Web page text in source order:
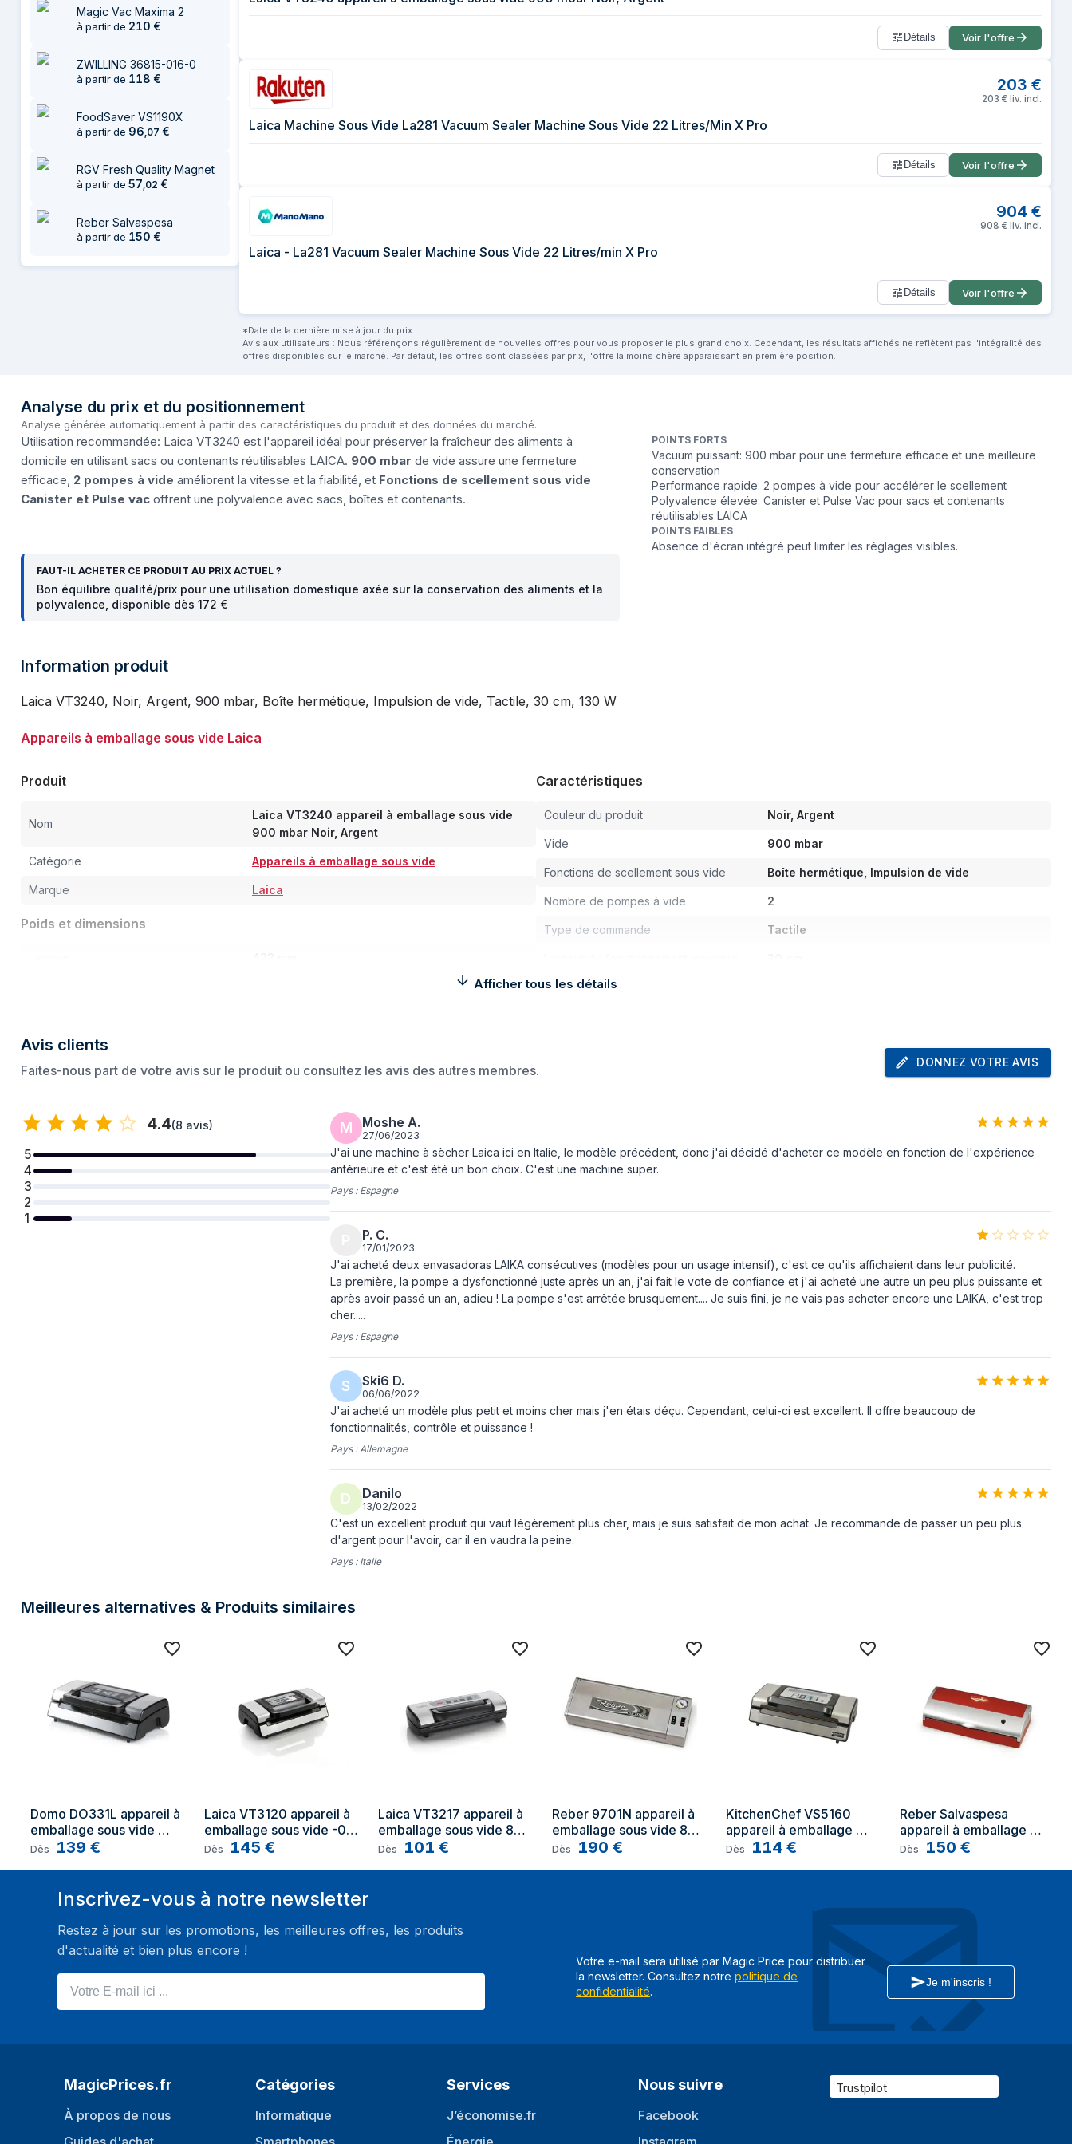
Magic Vac Maxima 2
à partir de 210 €
ZWILLING 36815-016-0
à partir de 118 €
FoodSaver VS1190X
à partir de 96,07 €
RGV Fresh Quality Magnet
à partir de 57,02 €
Reber Salvaspesa
à partir de 150 €
Détails Voir l'offre
203 €
203 € liv. incl.
Laica Machine Sous Vide La281 Vacuum Sealer Machine Sous Vide 22 Litres/Min X Pro
Détails Voir l'offre
904 €
908 € liv. incl.
Laica - La281 Vacuum Sealer Machine Sous Vide 22 Litres/min X Pro
Détails Voir l'offre
*Date de la dernière mise à jour du prix
Avis aux utilisateurs : Nous référençons régulièrement de nouvelles offres pour vous proposer le plus grand choix. Cependant, les résultats affichés ne reflètent pas l'intégralité des
offres disponibles sur le marché. Par défaut, les offres sont classées par prix, l'offre la moins chère apparaissant en première position.
Analyse du prix et du positionnement
Analyse générée automatiquement à partir des caractéristiques du produit et des données du marché.
Utilisation recommandée: Laica VT3240 est l'appareil idéal pour préserver la fraîcheur des aliments à
domicile en utilisant sacs ou contenants réutilisables LAICA. 900 mbar de vide assure une fermeture
efficace, 2 pompes à vide améliorent la vitesse et la fiabilité, et Fonctions de scellement sous vide
Canister et Pulse vac offrent une polyvalence avec sacs, boîtes et contenants.
POINTS FORTS
Vacuum puissant: 900 mbar pour une fermeture efficace et une meilleure
conservation
Performance rapide: 2 pompes à vide pour accélérer le scellement
Polyvalence élevée: Canister et Pulse Vac pour sacs et contenants
réutilisables LAICA
POINTS FAIBLES
Absence d'écran intégré peut limiter les réglages visibles.
FAUT-IL ACHETER CE PRODUIT AU PRIX ACTUEL ?
Bon équilibre qualité/prix pour une utilisation domestique axée sur la conservation des aliments et la
polyvalence, disponible dès 172 €
Information produit
Laica VT3240, Noir, Argent, 900 mbar, Boîte hermétique, Impulsion de vide, Tactile, 30 cm, 130 W
Appareils à emballage sous vide Laica
Produit
Nom
Laica VT3240 appareil à emballage sous vide
900 mbar Noir, Argent
Catégorie Appareils à emballage sous vide
Marque Laica
Poids et dimensions
Poids
Puissance
Puissance
Fréquence d'entrée AC
Caractéristiques
Couleur du produit Noir, Argent
Vide 900 mbar
Fonctions de scellement sous vide Boîte hermétique, Impulsion de vide
Nombre de pompes à vide 2
Type de commande Tactile
Lumière d'indication
Écran integré
Rouleau de scellement sous vide inclus Oui
Manuel d'utilisation Oui
Afficher tous les détails
Avis clients
Faites-nous part de votre avis sur le produit ou consultez les avis des autres membres.
DONNEZ VOTRE AVIS
4.4(8 avis)
5
4
3
2
1
M Moshe A.
27/06/2023
J'ai une machine à sècher Laica ici en Italie, le modèle précédent, donc j'ai décidé d'acheter ce modèle en fonction de l'expérience
antérieure et c'est été un bon choix. C'est une machine super.
Pays : Espagne
P. C.
17/01/2023
J'ai acheté deux envasadoras LAIKA consécutives (modèles pour un usage intensif), c'est ce qu'ils affichaient dans leur publicité.
La première, la pompe a dysfonctionné juste après un an, j'ai fait le vote de confiance et j'ai acheté une autre un peu plus puissante et
après avoir passé un an, adieu ! La pompe s'est arrêtée brusquement.... Je suis fini, je ne vais pas acheter encore une LAIKA, c'est trop
cher.....
Pays : Espagne
S Ski6 D.
06/06/2022
J'ai acheté un modèle plus petit et moins cher mais j'en étais déçu. Cependant, celui-ci est excellent. Il offre beaucoup de
fonctionnalités, contrôle et puissance !
Pays :Allemagne
D Danilo
13/02/2022
C'est un excellent produit qui vaut légèrement plus cher, mais je suis satisfait de mon achat. Je recommande de passer un peu plus
d'argent pour l'avoir, car il en vaudra la peine.
Pays : Italie
Meilleures alternatives & Produits similaires
Domo DO331L appareil à
emballage sous vide
-900 mbar Noir, Argent
Dès 139 €
Laica VT3120 appareil à
emballage sous vide -0,9
mbar Noir, Blanc
Dès 145 €
Laica VT3217 appareil à
emballage sous vide 800
mbar Noir, Acier
Dès 101 €
Reber 9701N appareil à
emballage sous vide 830
mbar Argent
Dès 190 €
KitchenChef VS5160
appareil à emballage
sous vide 0,85 mbar
Dès 114 €
Reber Salvaspesa
appareil à emballage
sous vide 830 mbar
Dès 150 €
Inscrivez-vous à notre newsletter
Restez à jour sur les promotions, les meilleures offres, les produits
d'actualité et bien plus encore !
Votre e-mail sera utilisé par Magic Price pour distribuer
la newsletter. Consultez notre politique de
confidentialité.
Je m'inscris !
MagicPrices.fr
À propos de nous
Catégories
Informatique
Services
J’économise.fr
Nous suivre
Facebook
Trustpilot